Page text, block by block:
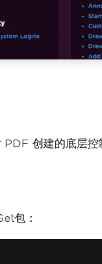
创建的底层
包：